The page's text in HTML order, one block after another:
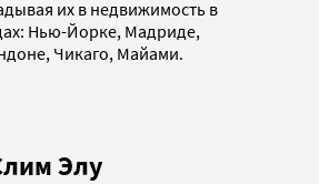
их в недвижимость в
Нью-Йорке, Мадриде,
Чикаго, Майами.
Элу